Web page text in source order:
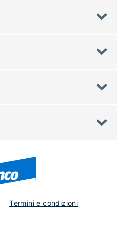
Termini e condizioni